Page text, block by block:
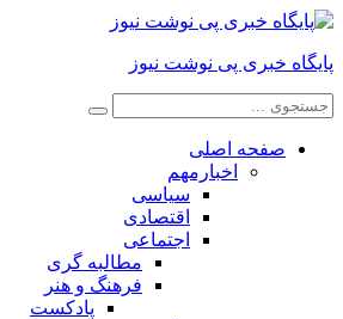
پایگاه خبری پی نوشت نیوز
صفحه اصلی
اخبارمهم
سیاسی
اقتصادی
اجتماعی
مطالبه گری
فرهنگ و هنر
پادکست